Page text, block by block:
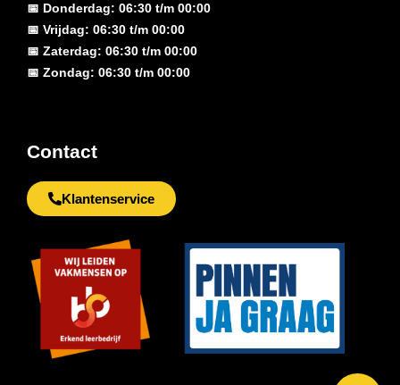
📅 Donderdag: 06:30 t/m 00:00
📅 Vrijdag: 06:30 t/m 00:00
📅 Zaterdag: 06:30 t/m 00:00
📅 Zondag: 06:30 t/m 00:00
Contact
Klantenservice